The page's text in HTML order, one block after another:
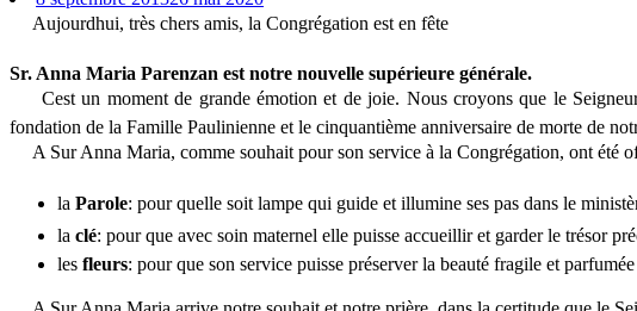
Aujourdhui, très chers amis, la Congrégation est en fête
Sr. Anna Maria Parenzan est notre nouvelle supérieure générale.
Cest un moment de grande émotion et de joie. Nous croyons que le
fondation de la Famille Paulinienne et le cinquantième anniversaire de morte de
A Sur Anna Maria, comme souhait pour son service à la Congrégation, ont été
la Parole: pour quelle soit lampe qui guide et illumine ses pas dans le
la clé: pour que avec soin maternel elle puisse accueillir et garder le trésor
les fleurs: pour que son service puisse préserver la beauté fragile et